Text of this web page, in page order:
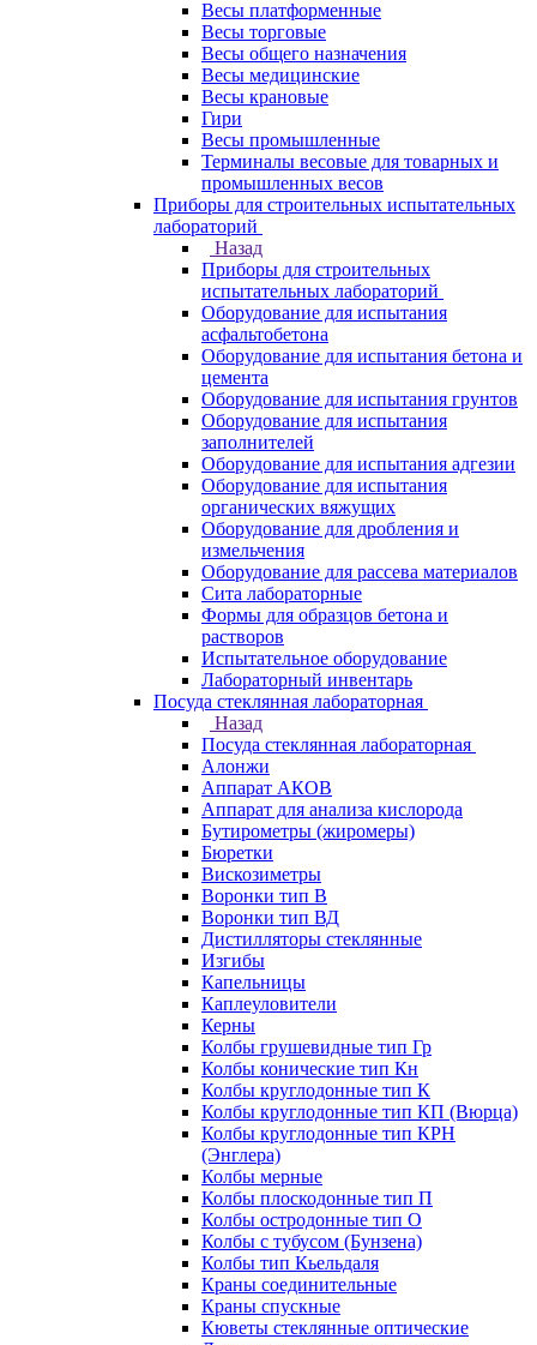
Весы платформенные
Весы торговые
Весы общего назначения
Весы медицинские
Весы крановые
Гири
Весы промышленные
Терминалы весовые для товарных и
промышленных весов
Приборы для строительных испытательных
лабораторий
Назад
Приборы для строительных
испытательных лабораторий
Оборудование для испытания
асфальтобетона
Оборудование для испытания бетона и
цемента
Оборудование для испытания грунтов
Оборудование для испытания
заполнителей
Оборудование для испытания адгезии
Оборудование для испытания
органических вяжущих
Оборудование для дробления и
измельчения
Оборудование для рассева материалов
Сита лабораторные
Формы для образцов бетона и
растворов
Испытательное оборудование
Лабораторный инвентарь
Посуда стеклянная лабораторная
Назад
Посуда стеклянная лабораторная
Алонжи
Аппарат АКОВ
Аппарат для анализа кислорода
Бутирометры (жиромеры)
Бюретки
Вискозиметры
Воронки тип В
Воронки тип ВД
Дистилляторы стеклянные
Изгибы
Капельницы
Каплеуловители
Керны
Колбы грушевидные тип Гр
Колбы конические тип Кн
Колбы круглодонные тип К
Колбы круглодонные тип КП (Вюрца)
Колбы круглодонные тип КРН
(Энглера)
Колбы мерные
Колбы плоскодонные тип П
Колбы остродонные тип О
Колбы с тубусом (Бунзена)
Колбы тип Кьельдаля
Краны соединительные
Краны спускные
Кюветы стеклянные оптические